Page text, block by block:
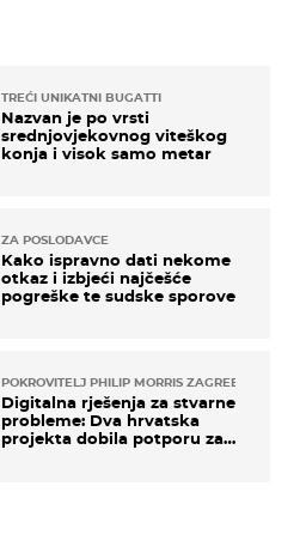
TREĆI UNIKATNI BUGATTI
Nazvan je po vrsti
srednjovjekovnog viteškog
konja i visok samo metar
ZA POSLODAVCE
Kako ispravno dati nekome
otkaz i izbjeći najčešće
pogreške te sudske sporove
POKROVITELJ PHILIP MORRIS ZAGREB
Digitalna rješenja za stvarne
probleme: Dva hrvatska
projekta dobila potporu za